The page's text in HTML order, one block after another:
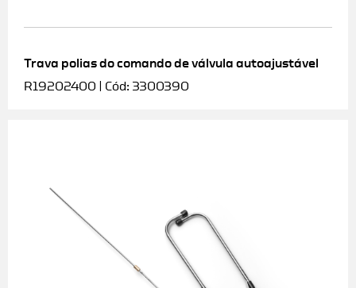
Trava polias do comando de válvula autoajustável
R19202400 | Cód: 3300390